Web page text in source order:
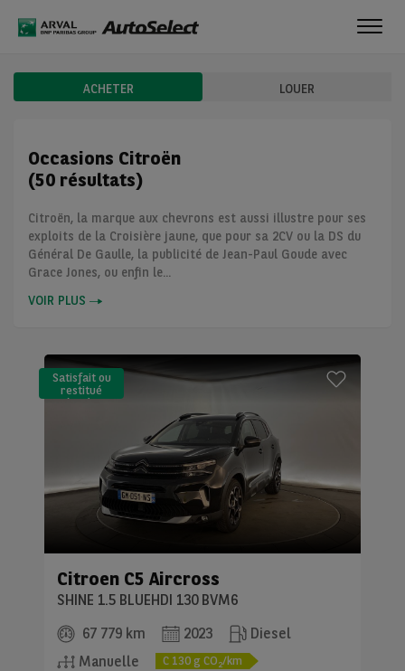
ACHETER LOUER
Occasions Citroën
(50 résultats)
Citroën, la marque aux chevrons est aussi illustre pour ses
exploits de la Croisière jaune, que pour sa 2CV ou la DS du
Général De Gaulle, la publicité de Jean-Paul Goude avec
Grace Jones, ou enfin le...
VOIR PLUS
Satisfait ou
restitué
(LLD)*
Citroen C5 Aircross
SHINE 1.5 BLUEHDI 130 BVM6
67 779 km
2023
Diesel
Manuelle
C 130 g CO2/km